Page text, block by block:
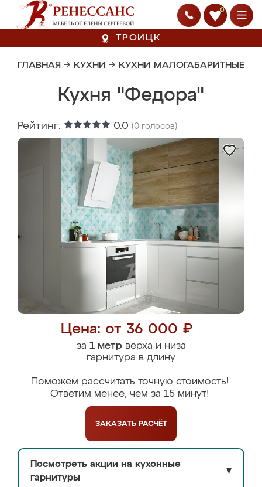
0
ТРОИЦК
ГЛАВНАЯ → КУХНИ → КУХНИ МАЛОГАБАРИТНЫЕ
Кухня "Федора"
Рейтинг: 0.0 (0 голосов)
Цена: от 36 000 ₽
за 1 метрверха и низа
гарнитура в длину
Поможем рассчитать точную стоимость!
Ответим менее, чем за 15 минут!
ЗАКАЗАТЬ РАСЧЁТ
Посмотреть акции на кухонные
гарнитуры
▼